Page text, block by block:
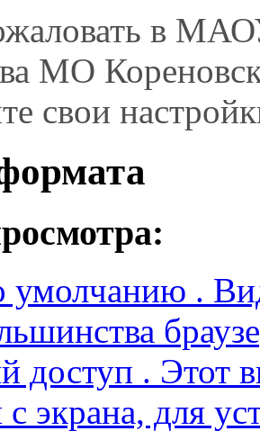
умолчанию
доступ. Этот
с экрана, для
только
ослабленным